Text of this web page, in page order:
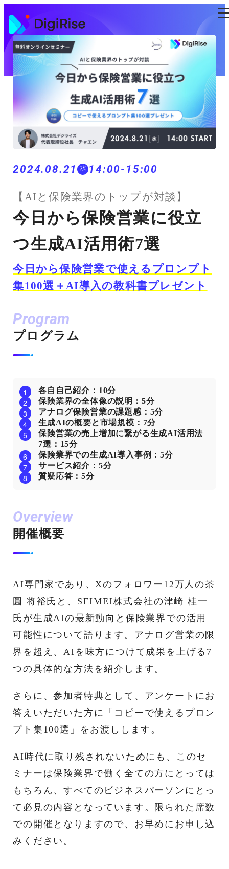
ン
テ
ン
ツ
2024.08.21 水 14:00-15:00
【AIと保険業界のトップが対談】
今日から保険営業に役立
つ生成AI活用術7選
今日から保険営業で使えるプロンプト
集100選＋AI導入の教科書プレゼント
Program
プログラム
各自自己紹介：10分
保険業界の全体像の説明：5分
アナログ保険営業の課題感：5分
生成AIの概要と市場規模：7分
保険営業の売上増加に繋がる生成AI活用法
7選：15分
保険業界での生成AI導入事例：5分
サービス紹介：5分
質疑応答：5分
Overview
開催概要
AI専門家であり、Xのフォロワー12万人の茶
圓 将裕氏と、SEIMEI株式会社の津崎 桂一
氏が生成AIの最新動向と保険業界での活用
可能性について語ります。アナログ営業の限
界を超え、AIを味方につけて成果を上げる7
つの具体的な方法を紹介します。
さらに、参加者特典として、アンケートにお
答えいただいた方に「コピーで使えるプロン
プト集100選」をお渡しします。
AI時代に取り残されないためにも、このセ
ミナーは保険業界で働く全ての方にとっては
もちろん、すべてのビジネスパーソンにとっ
て必見の内容となっています。限られた席数
での開催となりますので、お早めにお申し込
みください。